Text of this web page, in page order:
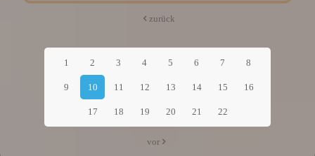
zurück
1 2 3 4 5 6 7 8
9 10 11 12 13 14 15 16
17 18 19 20 21 22
vor